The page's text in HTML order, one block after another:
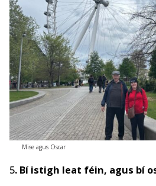
Mise agus Oscar
5. Bí istigh leat féin, agus bí